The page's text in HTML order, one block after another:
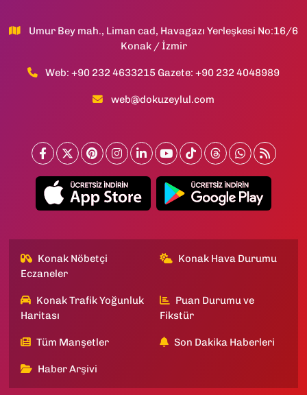
Umur Bey mah., Liman cad, Havagazı Yerleşkesi No:16/6
Konak / İzmir
Web: +90 232 4633215 Gazete: +90 232 4048989
web@dokuzeylul.com
Konak Nöbetçi
Eczaneler
Konak Hava Durumu
Konak Trafik Yoğunluk
Haritası
Puan Durumu ve
Fikstür
Tüm Manşetler Son Dakika Haberleri
Haber Arşivi